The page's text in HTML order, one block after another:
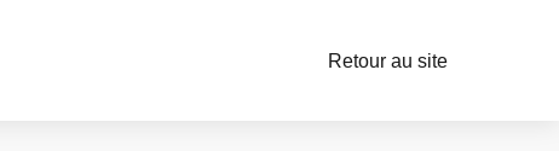
Retour au site